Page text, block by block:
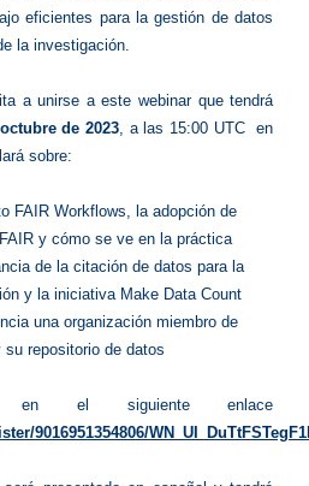
eficientes para la gestión de datos
la investigación.
a unirse a este webinar que tendrá
de 2023 , a las 15:00 UTC en
sobre:
FAIR Workflows, la adopción de
y cómo se ve en la práctica
de la citación de datos para la
y la iniciativa Make Data Count
una organización miembro de
su repositorio de datos
en el siguiente enlace
9016951354806/